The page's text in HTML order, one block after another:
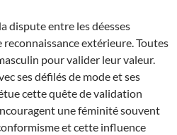
dispute entre les déesses
reconnaissance extérieure. Toutes
pour valider leur valeur.
ses défilés de mode et ses
cette quête de validation
une féminité souvent
et cette influence